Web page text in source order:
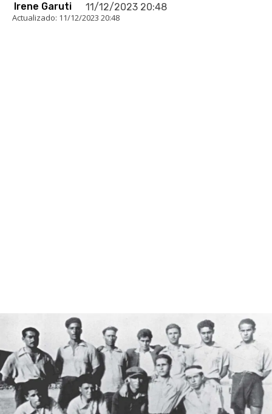
Irene Garuti 11/12/2023 20:48
Actualizado: 11/12/2023 20:48